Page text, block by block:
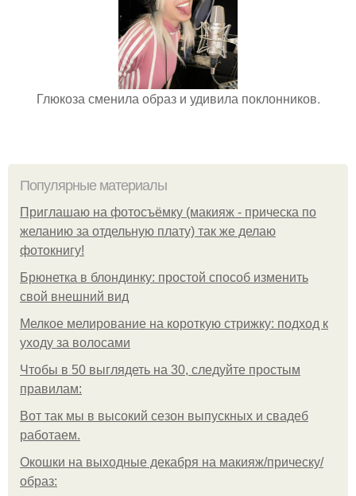
Глюкоза сменила образ и удивила поклонников.
Популярные материалы
Приглашаю на фотосъёмку (макияж - прическа по
желанию за отдельную плату) так же делаю
фотокнигу!
Брюнетка в блондинку: простой способ изменить
свой внешний вид
Мелкое мелирование на короткую стрижку: подход к
уходу за волосами
Чтобы в 50 выглядеть на 30, следуйте простым
правилам:
Вот так мы в высокий сезон выпускных и свадеб
работаем.
Окошки на выходные декабря на макияж/прическу/
образ: